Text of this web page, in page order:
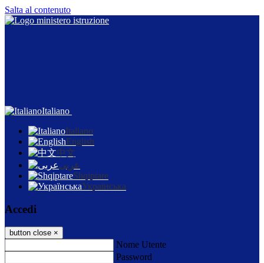
Salta al contenuto
Italiano
Italiano
English
中文
عربى
Shqiptare
Українська
Accedi
button close ×
Nome Utente
Password